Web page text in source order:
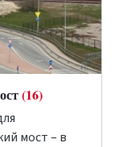
(16)
мост – в